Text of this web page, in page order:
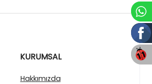
KURUMSAL
Hakkımızda